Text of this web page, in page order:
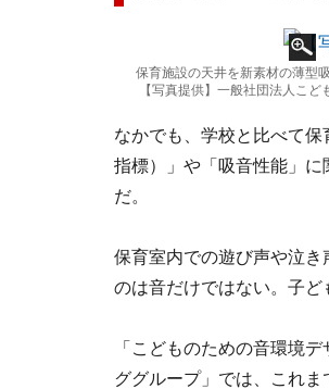
保育施設の天井を新素材の薄型
【写真提供】一般社団法人こ
なかでも、学校と比べて
指標）」や「吸音性能」
だ。
保育室内での遊び声や泣
のは音だけではない。子ど
「こどものための音環境
ググループ」では、これ